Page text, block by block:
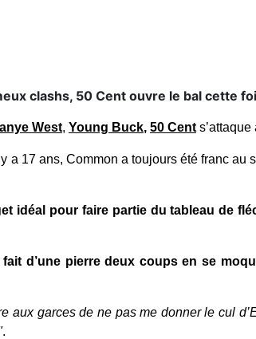
clashs, 50 Cent ouvre le bal cette
West, Young Buck, 50 Cent s’attaque
a 17 ans, Common a toujours été franc au
idéal pour faire partie du tableau de
fait d’une pierre deux coups en se
aux garces de ne pas me donner le cul
.